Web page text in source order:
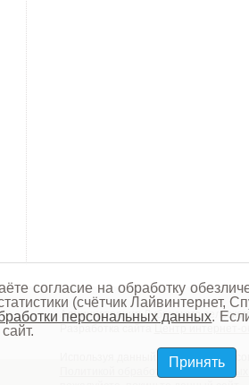
Администрация Лубянского
Используя данный сайт, вы даёте
Политикой обработки персональных
согласие на обработку
(счётчик Лайвинтернет,
персональных данных.
Принять